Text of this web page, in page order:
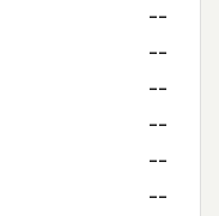
--
--
--
--
--
--